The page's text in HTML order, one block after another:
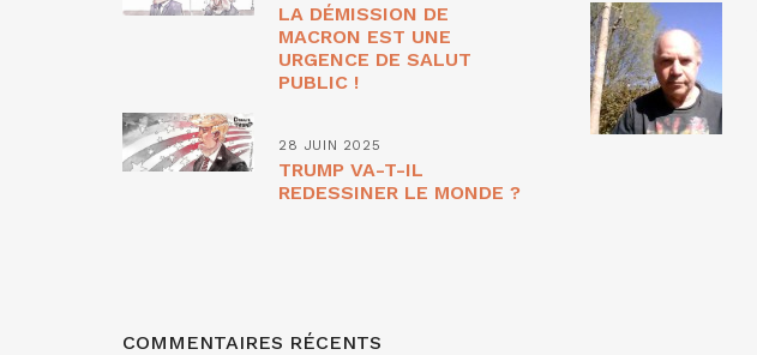
LA DÉMISSION DE
MACRON EST UNE
URGENCE DE SALUT
PUBLIC !
28 JUIN 2025
TRUMP VA-T-IL
REDESSINER LE MONDE ?
COMMENTAIRES RÉCENTS